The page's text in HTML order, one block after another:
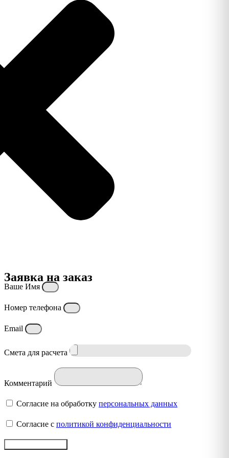
Заявка на заказ
Ваше Имя
Номер телефона
Email
Смета для расчета
Комментарий
Согласие на обработку персональных данных
Согласие с политикой конфиденциальности